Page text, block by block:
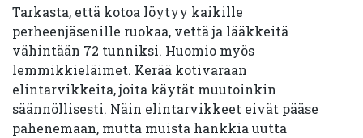
Tarkasta, että kotoa löytyy kaikille
perheenjäsenille ruokaa, vettä ja lääkkeitä
vähintään 72 tunniksi. Huomio myös
lemmikkieläimet. Kerää kotivaraan
elintarvikkeita, joita käytät muutoinkin
säännöllisesti. Näin elintarvikkeet eivät pääse
pahenemaan, mutta muista hankkia uutta